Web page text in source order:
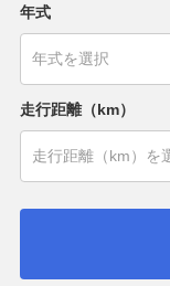
年式
走行距離（km）